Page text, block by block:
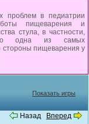
проблем в педиатрии
пищеварения и
стула, в частности,
одна из самых
стороны пищеварения у
Показать игры
Назад Вперед